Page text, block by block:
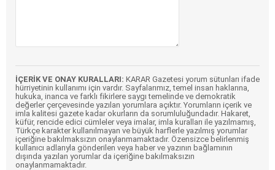
İÇERİK VE ONAY KURALLARI: KARAR Gazetesi yorum sütunları ifade
hürriyetinin kullanımı için vardır. Sayfalarımız, temel insan haklarına,
hukuka, inanca ve farklı fikirlere saygı temelinde ve demokratik
değerler çerçevesinde yazılan yorumlara açıktır. Yorumların içerik ve
imla kalitesi gazete kadar okurların da sorumluluğundadır. Hakaret,
küfür, rencide edici cümleler veya imalar, imla kuralları ile yazılmamış,
Türkçe karakter kullanılmayan ve büyük harflerle yazılmış yorumlar
içeriğine bakılmaksızın onaylanmamaktadır. Özensizce belirlenmiş
kullanıcı adlarıyla gönderilen veya haber ve yazının bağlamının
dışında yazılan yorumlar da içeriğine bakılmaksızın
onaylanmamaktadır.